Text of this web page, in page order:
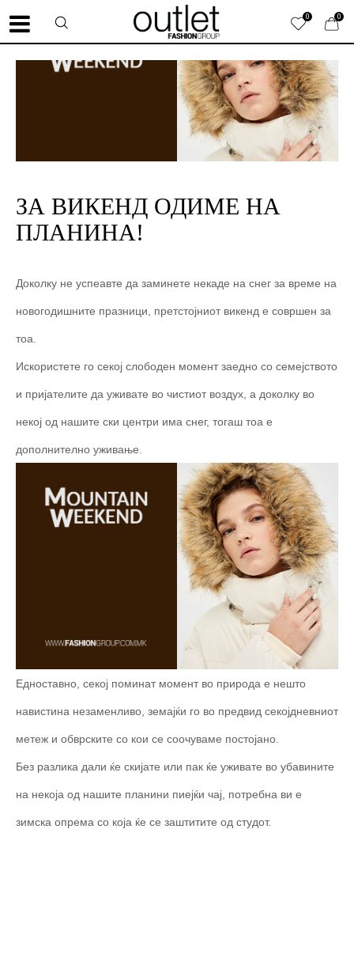
0
0
ЗА ВИКЕНД ОДИМЕ НА
ПЛАНИНА!
Доколку не успеавте да заминете некаде на снег за време на
новогодишните празници, претстојниот викенд е совршен за
тоа.
Искористете го секој слободен момент заедно со семејството
и пријателите да уживате во чистиот воздух, а доколку во
некој од нашите ски центри има снег, тогаш тоа е
дополнително уживање.
Едноставно, секој поминат момент во природа е нешто
навистина незаменливо, земајќи го во предвид секојдневниот
метеж и обврските со кои се соочуваме постојано.
Без разлика дали ќе скијате или пак ќе уживате во убавините
на некоја од нашите планини пиејќи чај, потребна ви е
зимска опрема со која ќе се заштитите од студот.